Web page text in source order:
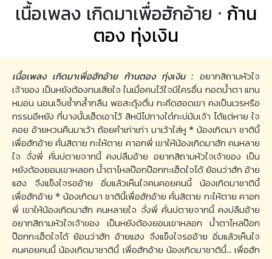
เนื้อเพลง เกิดมาเพื่อฮักอ้าย · ก้าน
ตอง ทุ่งเงิน
เนื้อเพลง เกิดมาเพื่อฮักอ้าย ก้านตอง ทุ่งเงิน : อยากสิถามหัวใจ
เจ้าของ เป็นหยังต้องทนเสียใจ ในเมื่อคนไว้ใจมีใครอื่น กอดน้ำตา แทน
หมอน นอนเจ็บช้ำกล้ำกลืน พอสะดุ้งตื่น กะคึดฮอดเขา คงเป็นเวรหรือ
กรรมอีหยัง ที่นางนั้นเฮ็ดเอาไว้ สิหนีไปทางใด๋กะบ่ม้มเจ้า ได้แต่หาย ใจ
คอย อ้ายหวนคืนมาเว้า ถ้อยคำเก่าเก่า มาเว้าใส่หู * น้องเกิดมา ชาตินี้
เพื่อฮักอ้าย คั่นสิตาย กะให้ตาย คาอกพี่ เขาให้น้องเกิดมาฮัก คนหลาย
ใจ จั่งพี่ คั่นบ่ตายจากนี้ คงบ่ลืมอ้าย อยากสิถามหัวใจเจ้าของ เป็น
หยังต้องยอมเขาหลอก น้ำตาไหลป๊อกป๊อกกะเฮ็ดใจได้ ย้อนว่าฮัก อ้าย
แฮง จึงแข็งใจรออ้าย อิ่มแล้วเห็นใจคนคอยคนนี้ น้องเกิดมาชาตินี้
เพื่อฮักอ้าย * น้องเกิดมา ชาตินี้เพื่อฮักอ้าย คั่นสิตาย กะให้ตาย คาอก
พี่ เขาให้น้องเกิดมาฮัก คนหลายใจ จั่งพี่ คั่นบ่ตายจากนี้ คงบ่ลืมอ้าย
อยากสิถามหัวใจเจ้าของ เป็นหยังต้องยอมเขาหลอก น้ำตาไหลป๊อก
ป๊อกกะเฮ็ดใจได้ ย้อนว่าฮัก อ้ายแฮง จึงแข็งใจรออ้าย อิ่มแล้วเห็นใจ
คนคอยคนนี้ น้องเกิดมาชาตินี้ เพื่อฮักอ้าย น้องเกิดมาชาตินี้.. เพื่อฮัก